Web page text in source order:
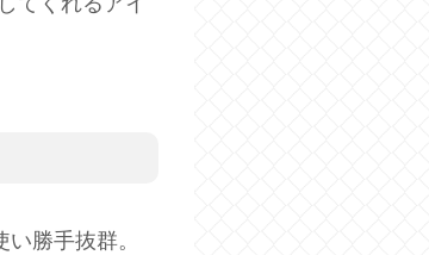
勝手抜群。